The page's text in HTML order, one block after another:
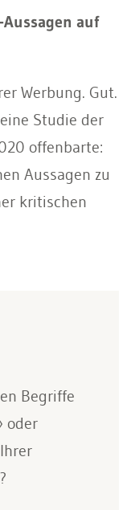
Aussagen auf
Werbung. Gut.
Studie der
offenbarte:
Aussagen zu
kritischen
Begriffe
oder